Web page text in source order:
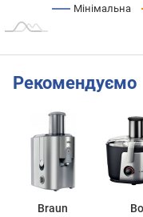
Мінімальна
Рекомендуємо
Braun